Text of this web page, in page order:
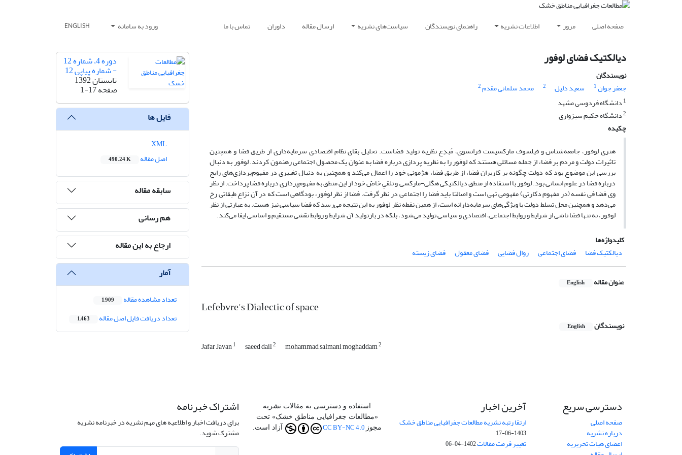
صفحه اصلی مرور اطلاعات نشریه راهنمای نویسندگان سیاست‌های نشریه ارسال مقاله داوران تماس با ما ورود به سامانه ENGLISH
دیالکتیک فضای لوفور
نویسندگان
جعفر جوان1 سعید دلیل 2 محمد سلمانی مقدم2
1 دانشگاه فردوسی مشهد
2دانشگاه حکیم سبزواری
چکیده
هنری لوفور، جامعه‌شناس و فیلسوف مارکسیست فرانسوی، مُبدِع نظریه تولید فضاست. تحلیل بقای نظام اقتصادی سرمایه‌داری از طریق فضا و همچنین
تاثیرات دولت و مردم بر فضا، از جمله مسائلی هستند که لوفور را به نظریه پردازی درباره فضا به عنوان یک محصول اجتماعی رهنمون کردند. لوفور به دنبال
بررسی این موضوع بود که دولت چگونه بر کاربران فضا، از طریق فضا، هژمونی خود را اعمال می‌کند و همچنین به دنبال تغییری در مفهوم‌پردازی‌های رایج
درباره فضا در علوم انسانی بود. لوفور با استفاده از منطق دیالکتیکی هگلی-مارکسی و تلقیِ خاصّ خود از این منطق به مفهوم‌پردازی درباره فضا پرداخت. از نظر
وی فضا فی نفسه (در مفهوم دکارتی) مفهومی تهی است و اصالتا باید فضا را اجتماعی در نظر گرفت. فضا از نظر لوفور، بودگاهی است که در آن نزاع طبقاتی رخ
می‌دهد و همچنین محل تسلط دولت با ویژگی‌های سرمایه‌دارانه است، از همین نقطه نظر لوفور به این نتیجه می‌رسد که فضا سیاسی نیز هست. به عبارتی از نظر
لوفور، نه تنها فضا ناشی از شرایط و روابط اجتماعی، اقتصادی و سیاسی تولید می‌شود، بلکه در بازتولید آن شرایط و روابط نقشی مستقیم و اساسی ایفا می‌کند.
کلیدواژه‌ها
دیالکتیک فضا
فضای اجتماعی روال فضایی فضای معقول فضای زیسته
عنوان مقاله English
Lefebvre's Dialectic of space
نویسندگان English
Jafar Javan1 saeed dail2 mohammad salmani moghaddam2
دوره 4، شماره 12
- شماره پیاپی 12
تابستان 1392
صفحه1-17
فایل ها
اصل مقاله
490.24 K
سابقه مقاله
هم رسانی
ارجاع به این مقاله
آمار
تعداد مشاهده مقاله 1,909
تعداد دریافت فایل اصل مقاله 1,463
دسترسی سریع
صفحه اصلی
درباره نشریه
اعضای هیات تحریریه
آخرین اخبار
ارتقا رتبه نشریه مطالعات جفرافیایی مناطق خشک
1403-06-17
تغییر فرمت مقالات1402-04-06
استفاده و دسترسی به مقالات نشریه
«مطالعات جغرافیایی مناطق خشک» تحت
مجوز CC BY-NC 4.0 آزاد است.
اشتراک خبرنامه
برای دریافت اخبار و اطلاعیه های مهم نشریه در خبرنامه نشریه
مشترک شوید.